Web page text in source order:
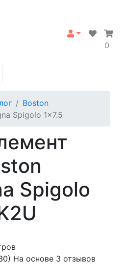
0
Boston
Spigolo 1x7.5
Spigolo
На основе 3 отзывов